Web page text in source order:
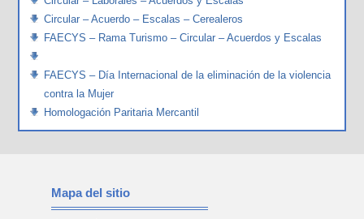
Circular – Acuerdo – Escalas – Cerealeros
FAECYS – Rama Turismo – Circular – Acuerdos y Escalas
FAECYS – Día Internacional de la eliminación de la violencia
contra la Mujer
Homologación Paritaria Mercantil
Mapa del sitio